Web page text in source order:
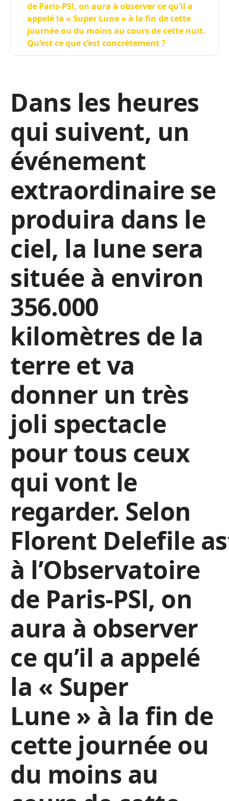
de Paris-PSl, on aura à observer ce qu’il a
appelé la « Super Lune » à la fin de cette
journée ou du moins au cours de cette nuit.
Qu’est ce que c’est concrètement ?
Dans les heures
qui suivent, un
événement
extraordinaire se
produira dans le
ciel, la lune sera
située à environ
356.000
kilomètres de la
terre et va
donner un très
joli spectacle
pour tous ceux
qui vont le
regarder. Selon
Florent Delefile
à l’Observatoire
de Paris-PSl, on
aura à observer
ce qu’il a appelé
la « Super
Lune » à la fin de
cette journée ou
du moins au